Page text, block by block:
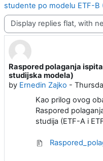
studente po modelu ETF-B
Display mode
Raspored polaganja
studijska modela)
by Ernedin Zajko -
Number of replies: 0
Kao prilog ovog
Raspored
studija (ETF-A i